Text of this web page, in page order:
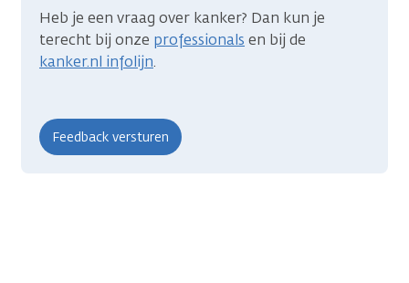
Heb je een vraag over kanker? Dan kun je
terecht bij onze professionals en bij de
kanker.nl infolijn.